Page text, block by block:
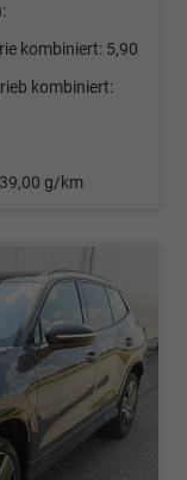
kombiniert: 5,90
kombiniert:
39,00 g/km